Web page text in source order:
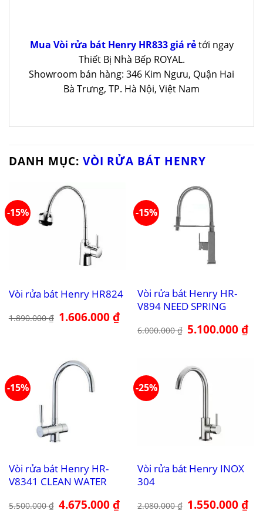
Mua Vòi rửa bát Henry HR833 giá rẻtới ngay
Thiết Bị Nhà Bếp ROYAL.
Showroom bán hàng: 346 Kim Ngưu, Quận Hai
Bà Trưng, TP. Hà Nội, Việt Nam
DANH MỤC: VÒI RỬA BÁT HENRY
-15%
Vòi rửa bát Henry HR824
1.890.000₫ Giá
gốc
1.606.000₫Giá
hiện
-15%
Vòi rửa bát Henry HR-
V894 NEED SPRING
6.000.000₫ Giá
gốc
5.100.000₫Giá
-15%
Vòi rửa bát Henry HR-
V8341 CLEAN WATER
5.500.000₫ Giá
gốc
4.675.000₫Giá
hiện
-25%
Vòi rửa bát Henry INOX
304
2.080.000₫ Giá
gốc
1.550.000₫Giá